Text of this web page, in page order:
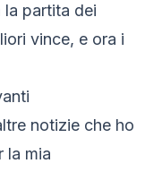
la partita dei
vince, e ora i
notizie che ho
la mia